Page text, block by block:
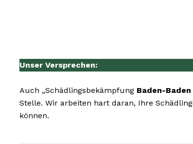
Unser Versprechen:
Auch „Schädlingsbekämpfung Baden-Baden
Stelle. Wir arbeiten hart daran, Ihre
können.